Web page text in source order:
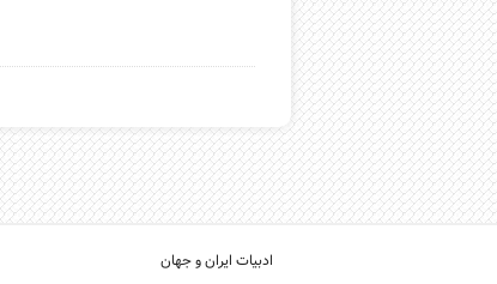
ادبیات ایران و جهان